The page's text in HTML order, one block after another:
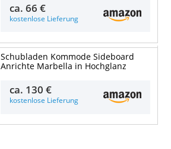
ca.66 €
kostenlose Lieferung
Schubladen Kommode Sideboard
Anrichte Marbella in Hochglanz
ca. 130 €
kostenlose Lieferung